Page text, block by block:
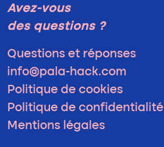
Avez-vous
des questions ?
Questions et réponses
info@pala-hack.com
Politique de cookies
Politique de confidentialité
Mentions légales